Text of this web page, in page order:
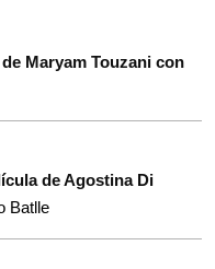
Maryam Touzani con
de Agostina Di
Batlle